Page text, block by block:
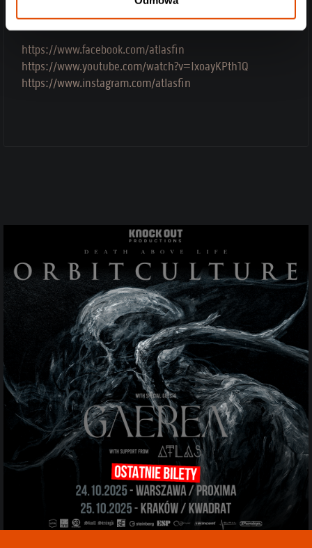
w jedno to ich specjalność.
https://www.facebook.com/atlasfin
https://www.youtube.com/watch?v=IxoayKPth1Q
https://www.instagram.com/atlasfin